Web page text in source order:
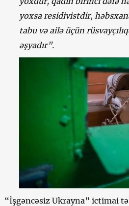
yoxsa residivistdir,
tabu və ailə üçün
əşyadır”.
“İşgəncəsiz Ukrayna” ictimai